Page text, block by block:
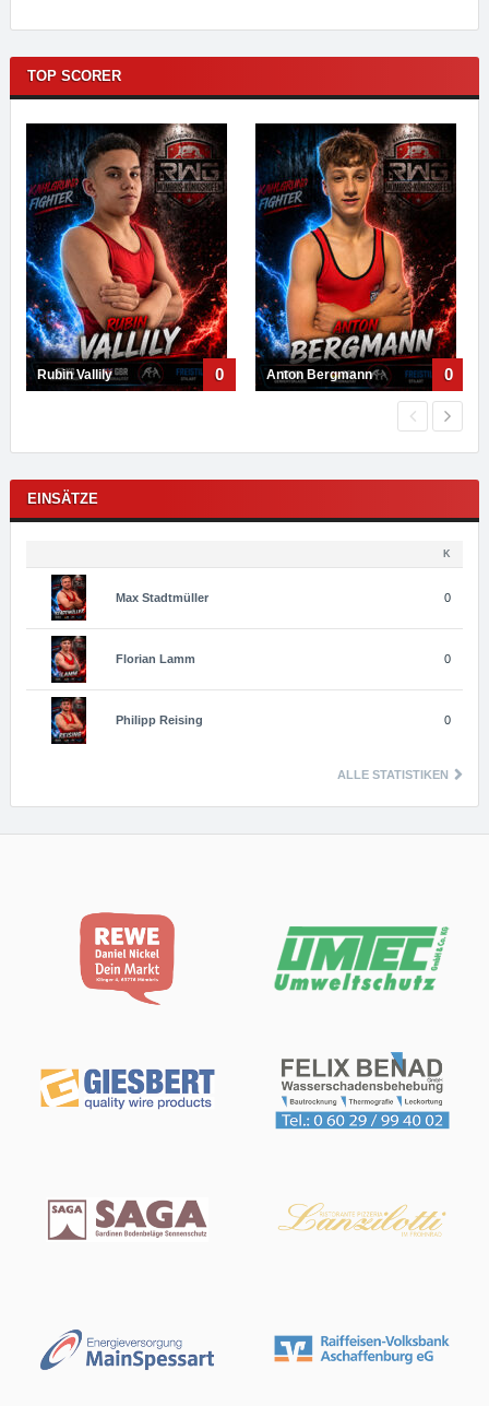
TOP SCORER
Rubin Vallily 0 Anton Bergmann 0
EINSÄTZE
K
Max Stadtmüller 0
Florian Lamm 0
Philipp Reising 0
ALLE STATISTIKEN